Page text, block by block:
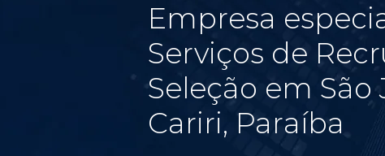
Empresa
Serviços de
Seleção em São
Cariri, Paraíba